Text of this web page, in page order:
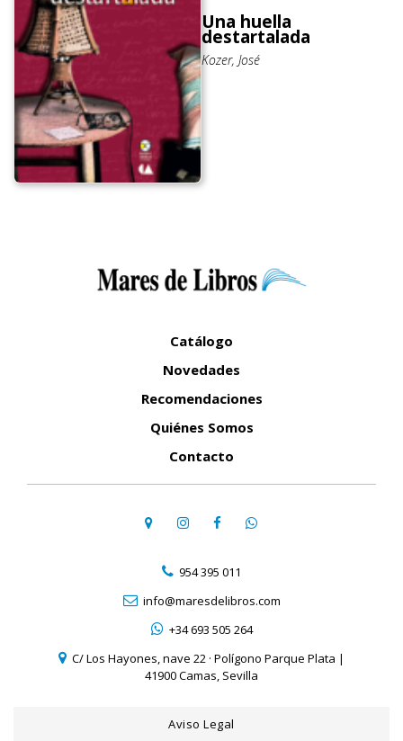
Una huella
destartalada
Kozer, José
Catálogo
Novedades
Recomendaciones
Quiénes Somos
Contacto
954 395 011
info@maresdelibros.com
+34 693 505 264
C/ Los Hayones, nave 22 · Polígono Parque Plata |
41900 Camas, Sevilla
Aviso Legal